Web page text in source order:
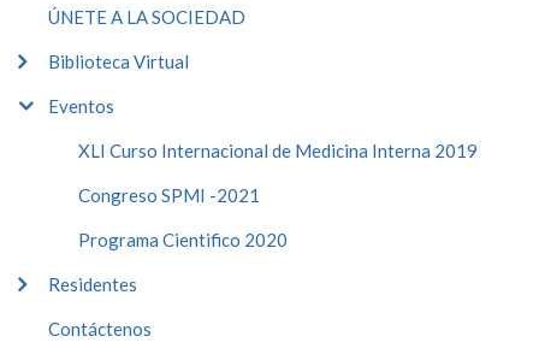
ÚNETE A LA SOCIEDAD
Biblioteca Virtual
Eventos
XLI Curso Internacional de Medicina Interna 2019
Congreso SPMI -2021
Programa Cientifico 2020
Residentes
Contáctenos